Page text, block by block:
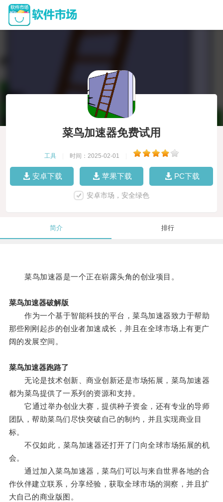
菜鸟加速器免费试用
工具 时间：2025-02-01
安卓下载 苹果下载 PC下载
安卓市场，安全绿色
简介 排行
菜鸟加速器是一个正在崭露头角的创业项目。
菜鸟加速器破解版
作为一个基于智能科技的平台，菜鸟加速器致力于帮助
那些刚刚起步的创业者加速成长，并且在全球市场上有更广
阔的发展空间。
菜鸟加速器跑路了
无论是技术创新、商业创新还是市场拓展，菜鸟加速器
都为菜鸟提供了一系列的资源和支持。
它通过举办创业大赛，提供种子资金，还有专业的导师
团队，帮助菜鸟们尽快突破自己的制约，并且实现商业目
标。
不仅如此，菜鸟加速器还打开了门向全球市场拓展的机
会。
通过加入菜鸟加速器，菜鸟们可以与来自世界各地的合
作伙伴建立联系，分享经验，获取全球市场的洞察，并且扩
大自己的商业版图。